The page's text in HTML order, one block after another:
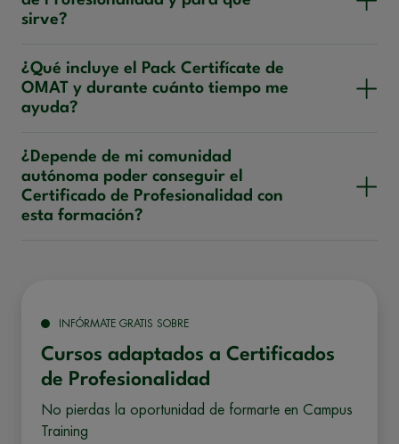
sirve?
¿Qué incluye el Pack Certifícate de
OMAT y durante cuánto tiempo me
ayuda?
¿Depende de mi comunidad
autónoma poder conseguir el
Certificado de Profesionalidad con
esta formación?
INFÓRMATE GRATIS SOBRE
Cursos adaptados a Certificados
de Profesionalidad
No pierdas la oportunidad de formarte en Campus
Training